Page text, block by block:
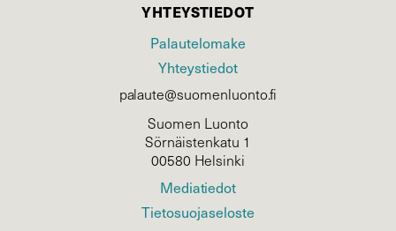
YHTEYSTIEDOT
Palautelomake
Yhteystiedot
palaute@suomenluonto.fi
Suomen Luonto
Sörnäistenkatu 1
00580 Helsinki
Mediatiedot
Tietosuojaseloste